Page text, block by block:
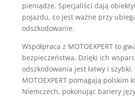
pieniądze. Specjaliści dają
pojazdu, co jest ważne przy
odszkodowanie.
Współpraca z MOTOEXPERT to
bezpieczeństwa. Dzięki ich
odszkodowania jest łatwy i szybki.
MOTOEXPERT pomagają polskim
Niemczech, pokonując bariery